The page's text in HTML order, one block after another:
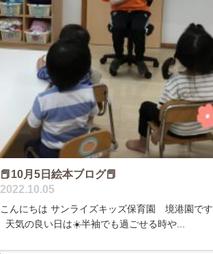
📕10月5日絵本ブログ📕
2022.10.05
こんにちは サンライズキッズ保育園 境港園です
天気の良い日は☀️半袖でも過ごせる時や...